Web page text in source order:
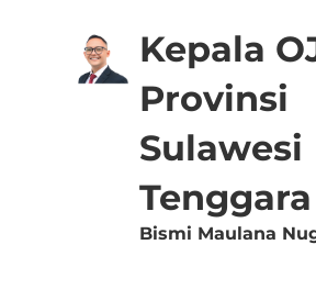
Kepala
Provinsi
Sulawesi
Tenggara
Bismi Maulana